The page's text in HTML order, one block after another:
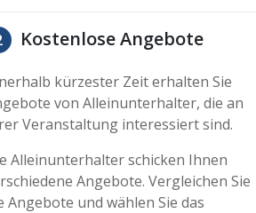
Kostenlose Angebote
kürzester Zeit erhalten Sie
von Alleinunterhalter, die an
Veranstaltung interessiert sind.
Alleinunterhalter schicken Ihnen
Angebote. Vergleichen Sie
Angebote und wählen Sie das